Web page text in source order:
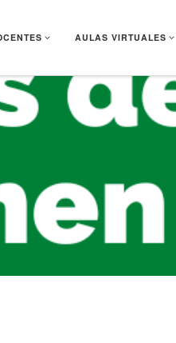
AULAS VIRTUALES